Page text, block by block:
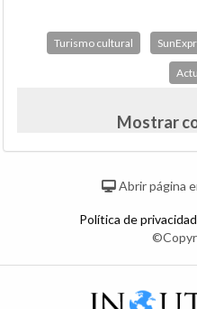
Turismo cultural
Mostrar
Abrir página
Política de